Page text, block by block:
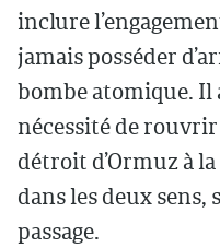
inclure
jamais posséder
bombe atomique. Il
nécessité de
détroit d’Ormuz à
dans les deux
passage.